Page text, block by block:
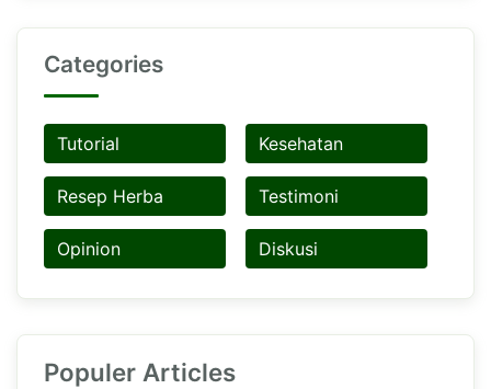
Categories
Tutorial Kesehatan
Resep Herba Testimoni
Opinion Diskusi
Populer Articles